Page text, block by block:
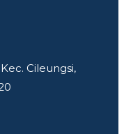
Cileungsi,